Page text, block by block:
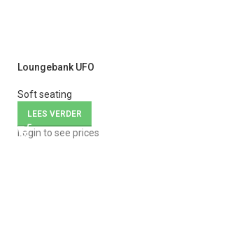
Loungebank UFO
Soft seating
LEES VERDER
Login to see prices